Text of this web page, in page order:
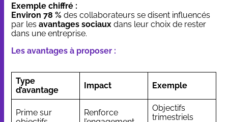
Exemple chiffré :
Environ 78 % des collaborateurs se disent influencés
par les avantages sociaux dans leur choix de rester
dans une entreprise.
Les avantages à proposer :
Type
d’avantage
Impact Exemple
Prime sur
Renforce
Objectifs
trimestriels